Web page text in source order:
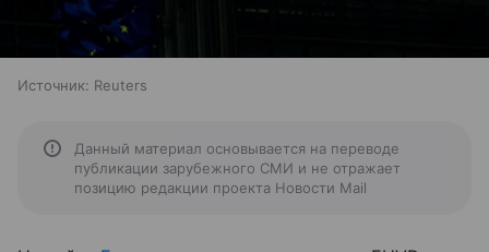
Источник: Reuters
Данный материал основывается на переводе
публикации зарубежного СМИ и не отражает
позицию редакции проекта Новости Mail